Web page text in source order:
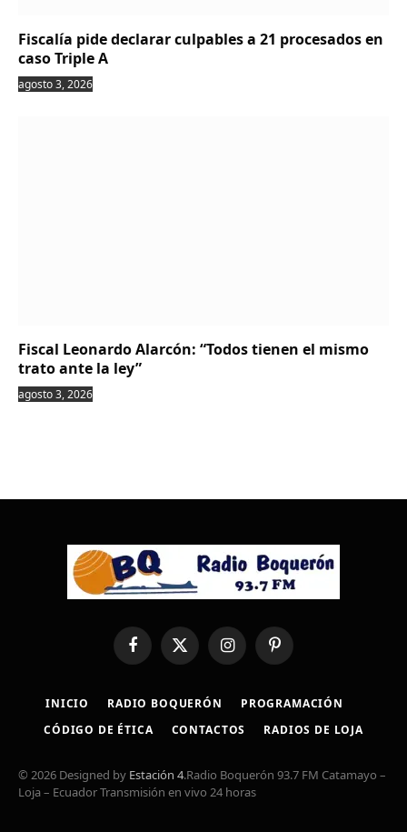
Fiscalía pide declarar culpables a 21 procesados en
caso Triple A
agosto 3, 2026
Fiscal Leonardo Alarcón: “Todos tienen el mismo
trato ante la ley”
agosto 3, 2026
FacebookX
(Twitter)
InstagramPinterest
INICIO RADIO BOQUERÓN
PROGRAMACIÓN
CÓDIGO DE ÉTICA
CONTACTOS RADIOS DE LOJA
© 2026 Designed by Estación 4.Radio Boquerón 93.7 FM Catamayo –
Loja – Ecuador Transmisión en vivo 24 horas